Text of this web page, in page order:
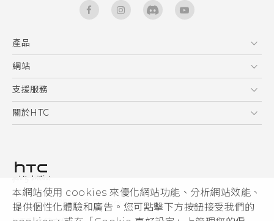
本網站使用 cookies 來優化網站功能、分析網站效能、
提供個性化體驗和廣告。您可點擊下方按鈕接受我們的
新功能(Android 7 Nougat)
產品
5G
智能手機
區塊鍊手機
網站
HTC Dev
HTC Research
支援服務
服務中心
關於HTC
私隱政策
產品安全
加入HTC
© 2011-2026 HTC Corporation